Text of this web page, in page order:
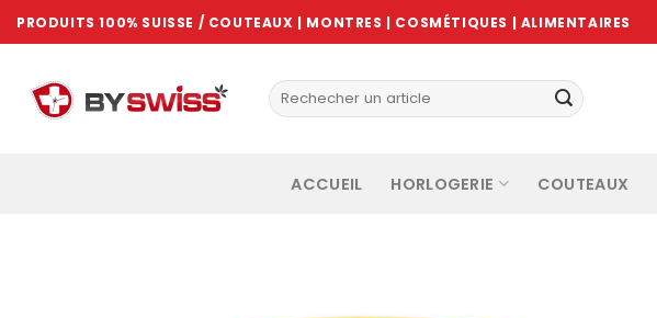
Skip
to
PRODUITS 100% SUISSE / COUTEAUX | MONTRES | COSMÉTIQUES | ALIMENTAIRES
ACCUEIL HORLOGERIE COUTEAUX